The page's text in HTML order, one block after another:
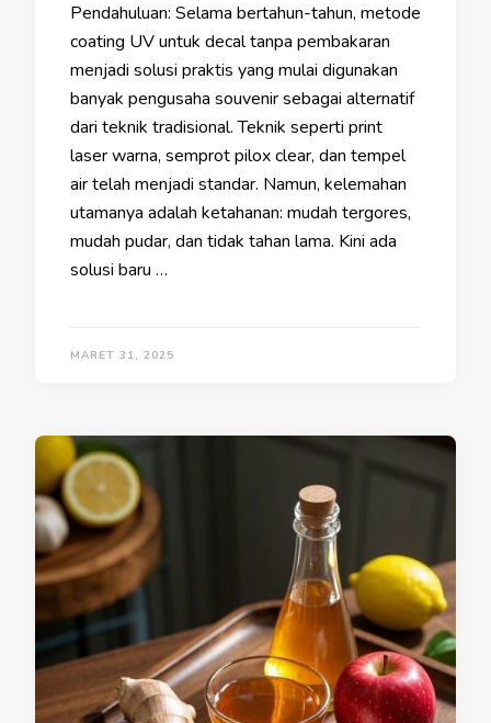
Pendahuluan: Selama bertahun-tahun, metode
coating UV untuk decal tanpa pembakaran
menjadi solusi praktis yang mulai digunakan
banyak pengusaha souvenir sebagai alternatif
dari teknik tradisional. Teknik seperti print
laser warna, semprot pilox clear, dan tempel
air telah menjadi standar. Namun, kelemahan
utamanya adalah ketahanan: mudah tergores,
mudah pudar, dan tidak tahan lama. Kini ada
solusi baru …
MARET 31, 2025